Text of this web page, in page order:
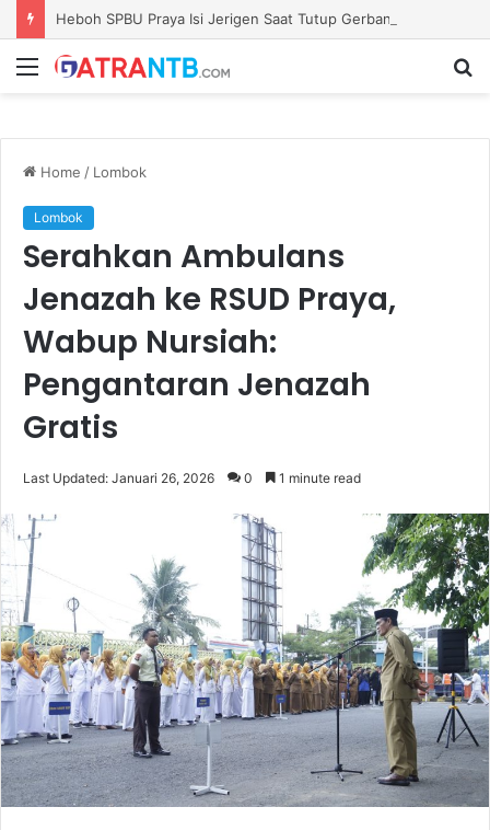
Menu
Home / Lombok
Lombok
Serahkan Ambulans
Jenazah ke RSUD Praya,
Wabup Nursiah:
Pengantaran Jenazah
Gratis
Last Updated: Januari 26, 2026 0 1 minute read